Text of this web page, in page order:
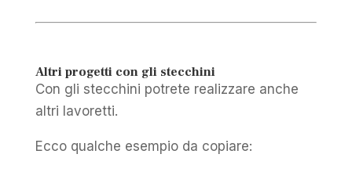
Altri progetti con gli stecchini
Con gli stecchini potrete realizzare anche
altri lavoretti.
Ecco qualche esempio da copiare: